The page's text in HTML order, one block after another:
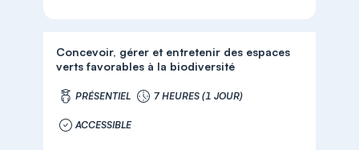
Concevoir, gérer et entretenir des espaces
verts favorables à la biodiversité
PRÉSENTIEL 7 HEURES (1 JOUR)
ACCESSIBLE